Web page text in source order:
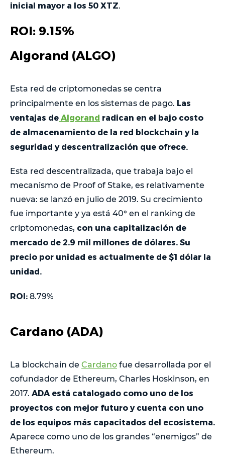
inicial mayor a los 50 XTZ.
ROI: 9.15%
Algorand (ALGO)
Esta red de criptomonedas se centra
principalmente en los sistemas de pago. Las
ventajas de Algorand radican en el bajo costo
de almacenamiento de la red blockchain y la
seguridad y descentralización que ofrece.
Esta red descentralizada, que trabaja bajo el
mecanismo de Proof of Stake, es relativamente
nueva: se lanzó en julio de 2019. Su crecimiento
fue importante y ya está 40° en el ranking de
criptomonedas, con una capitalización de
mercado de 2.9 mil millones de dólares. Su
precio por unidad es actualmente de $1 dólar la
unidad.
ROI: 8.79%
Cardano (ADA)
La blockchain de Cardano fue desarrollada por el
cofundador de Ethereum, Charles Hoskinson, en
2017. ADA está catalogado como uno de los
proyectos con mejor futuro y cuenta con uno
de los equipos más capacitados del ecosistema.
Aparece como uno de los grandes “enemigos” de
Ethereum.